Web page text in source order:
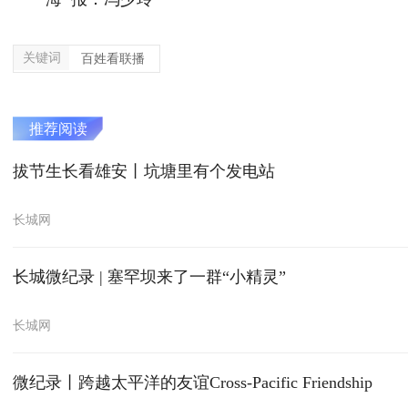
关键词 百姓看联播
推荐阅读
拔节生长看雄安丨坑塘里有个发电站
长城网
长城微纪录 | 塞罕坝来了一群“小精灵”
长城网
微纪录丨跨越太平洋的友谊Cross-Pacific Friendship